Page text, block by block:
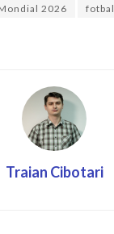
2026 fotbal
Traian Cibotari